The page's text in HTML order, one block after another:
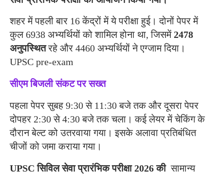
शहर में पहली बार 16 केंद्रों में ये परीक्षा हुई। दोनों पेपर में
कुल 6938 अभ्यर्थियों को शामिल होना था, जिसमें2478
अनुपस्थितरहे और 4460 अभ्यर्थियों ने एग्जाम दिया।
UPSC pre-exam
सीएम बिजली संकट पर सख्त
पहला पेपर सुबह 9:30 से 11:30 बजे तक और दूसरा पेपर
दोपहर 2:30 से 4:30 बजे तक चला। कई लेयर में चेकिंग के
दौरान बेल्ट को उतरवाया गया। इसके अलावा प्रतिबंधित
चीजों को जमा कराया गया।
UPSC सिविल सेवा प्रारंभिक परीक्षा 2026 कीसामान्य